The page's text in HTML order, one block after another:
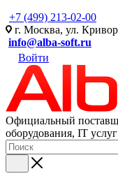
+7 (499) 213-02-00
г. Москва, ул.
info@alba-soft.ru
Войти
Официальный
оборудования, IT услуг